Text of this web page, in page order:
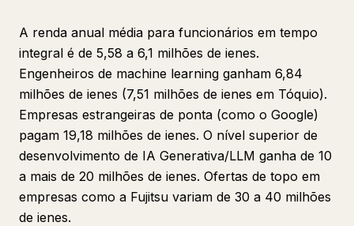
A renda anual média para funcionários em tempo
integral é de 5,58 a 6,1 milhões de ienes.
Engenheiros de machine learning ganham 6,84
milhões de ienes (7,51 milhões de ienes em Tóquio).
Empresas estrangeiras de ponta (como o Google)
pagam 19,18 milhões de ienes. O nível superior de
desenvolvimento de IA Generativa/LLM ganha de 10
a mais de 20 milhões de ienes. Ofertas de topo em
empresas como a Fujitsu variam de 30 a 40 milhões
de ienes.